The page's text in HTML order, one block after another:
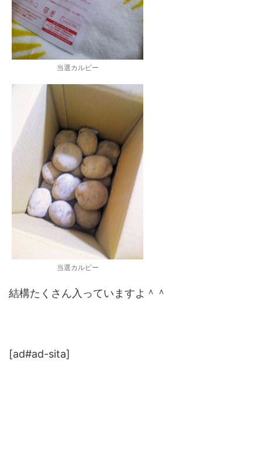
当選カルビー
当選カルビー
結構たくさん入っていますよ＾＾
[ad#ad-sita]